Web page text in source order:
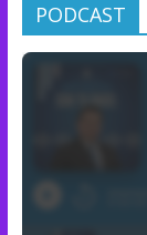
PODCAST